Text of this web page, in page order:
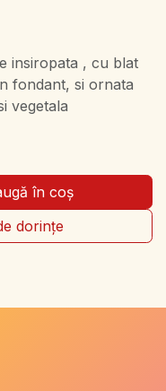
insiropata , cu blat
fondant, si ornata
vegetala
în coș
dorințe